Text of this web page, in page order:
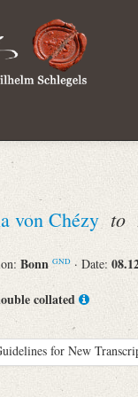
von Chézy to
Bonn GND · Date:
collated
for New